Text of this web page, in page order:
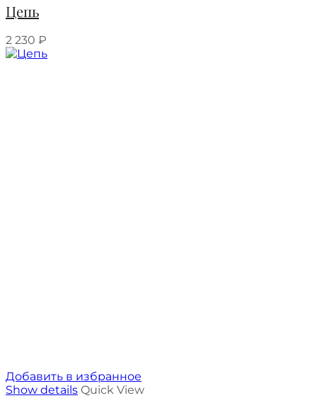
Цепь
2 230 ₽
Добавить в избранное
Show details Quick View